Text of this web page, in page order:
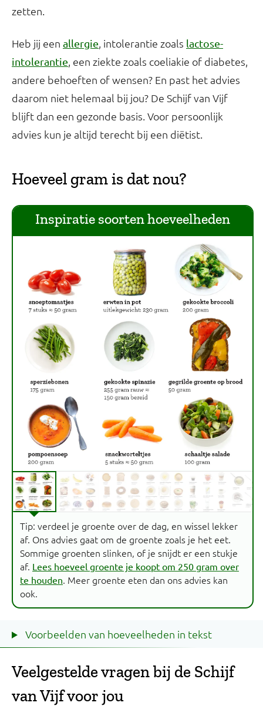
zetten.
Heb jij een allergie, intolerantie zoals lactose-
intolerantie, een ziekte zoals coeliakie of diabetes,
andere behoeften of wensen? En past het advies
daarom niet helemaal bij jou? De Schijf van Vijf
blijft dan een gezonde basis. Voor persoonlijk
advies kun je altijd terecht bij een diëtist.
Hoeveel gram is dat nou?
Inspiratie soorten hoeveelheden
Tip: verdeel je groente over de dag, en wissel lekker
af. Ons advies gaat om de groente zoals je het eet.
Sommige groenten slinken, of je snijdt er een stukje
af. Lees hoeveel groente je koopt om 250 gram over
te houden. Meer groente eten dan ons advies kan
ook.
Voorbeelden van hoeveelheden in tekst
Veelgestelde vragen bij de Schijf
van Vijf voor jou